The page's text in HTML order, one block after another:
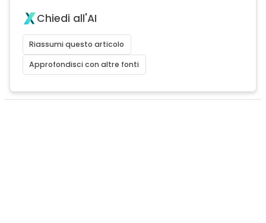
Chiedi all'AI
Riassumi questo articolo
Approfondisci con altre fonti